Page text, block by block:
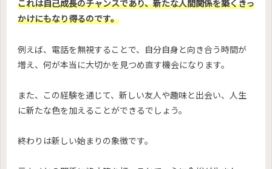
これは自己成長のチャンスであり、新たな人間関係を築くきっ
かけにもなり得るのです。
例えば、電話を無視することで、自分自身と向き合う時間が
増え、何が本当に大切かを見つめ直す機会になります。
また、この経験を通じて、新しい友人や趣味と出会い、人生
に新たな色を加えることができるでしょう。
終わりは新しい始まりの象徴です。